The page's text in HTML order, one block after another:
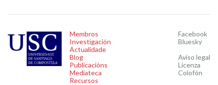
Membros
Investigación
Actualidade
Blog
Publicacións
Mediateca
Recursos
Facebook
Bluesky
Aviso legal
Licenza
Colofón